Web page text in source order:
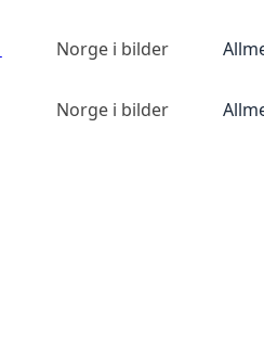
Norge i bilder
Norge i bilder